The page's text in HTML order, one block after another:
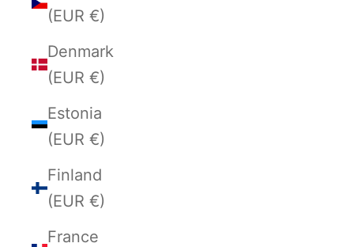
(EUR €)
Denmark
(EUR €)
Estonia
(EUR €)
Finland
(EUR €)
France